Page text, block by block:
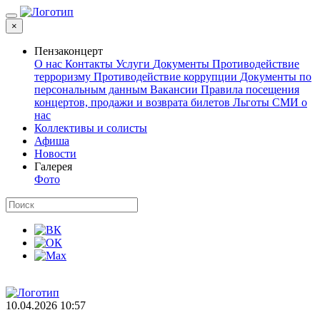
×
Пензаконцерт
О нас Контакты Услуги Документы Противодействие
терроризму Противодействие коррупции Документы по
персональным данным Вакансии Правила посещения
концертов, продажи и возврата билетов Льготы СМИ о
нас
Коллективы и солисты
Афиша
Новости
Галерея
Фото
10.04.2026 10:57